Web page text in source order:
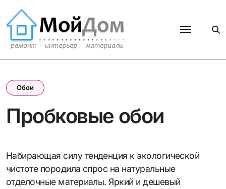
содержанию
Обои
Пробковые обои
Набирающая силу тенденция к экологической
чистоте породила спрос на натуральные
отделочные материалы. Яркий и дешевый